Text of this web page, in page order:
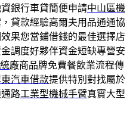
銀行車貸簡便申請中山區機
貸款經驗高爾夫用品通通協
果您當鋪借錢的最佳選擇店
調度好夥伴資金短缺專營安
廠商品牌免費餐飲業流程傳
東汽車借款提供特別對找屬於
路工業型機械手臂真實大型